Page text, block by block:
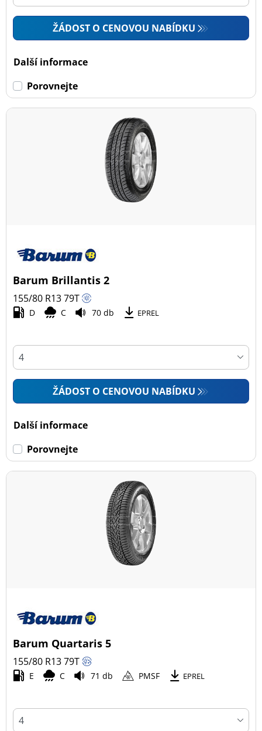
ŽÁDOST O CENOVOU NABÍDKU
Další informace
Porovnejte
Barum Brillantis 2
155/80 R1379T
D C 70 db EPREL
ŽÁDOST O CENOVOU NABÍDKU
Další informace
Porovnejte
Barum Quartaris 5
155/80 R1379T
E C 71 db PMSF EPREL